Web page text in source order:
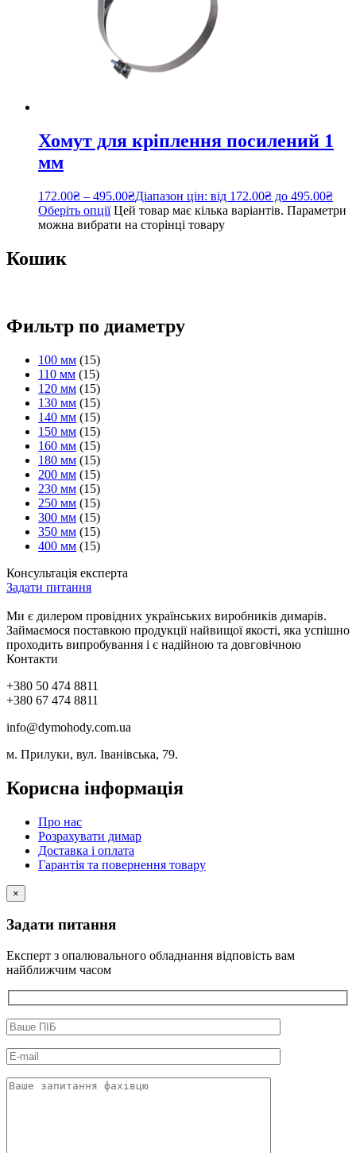
Хомут для кріплення посилений 1
мм
172.00₴ – 495.00₴Діапазон цін: від 172.00₴ до 495.00₴
Оберіть опції Цей товар має кілька варіантів. Параметри
можна вибрати на сторінці товару
Кошик
Фильтр по диаметру
100 мм (15)
110 мм (15)
120 мм (15)
130 мм (15)
140 мм (15)
150 мм (15)
160 мм (15)
180 мм (15)
200 мм (15)
230 мм (15)
250 мм (15)
300 мм (15)
350 мм (15)
400 мм (15)
Консультація експерта
Задати питання
Ми є дилером провідних українських виробників димарів.
Займаємося поставкою продукції найвищої якості, яка успішно
проходить випробування і є надійною та довговічною
Контакти
+380 50 474 8811
+380 67 474 8811
info@dymohody.com.ua
м. Прилуки, вул. Іванівська, 79.
Корисна інформація
Про нас
Розрахувати димар
Доставка і оплата
Гарантія та повернення товару
×
Задати питання
Експерт з опалювального обладнання відповість вам
найближчим часом